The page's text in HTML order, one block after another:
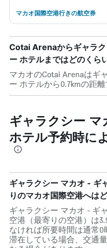
マカオ国際空港行きの航空券
Cotai Arenaからギャラ
ー ホテルまではどのくら
マカオのCotai Arenaはギ
ー ホテルから0.7kmの距離
ギャラクシー
ホテル予約時に
ギャラクシー マカオ - ギ
りのマカオ国際空港へは
ギャラクシー マカオ - ギ
空港（最寄りの空港）は
なければ所要時間は通常
滞在している場合、交通